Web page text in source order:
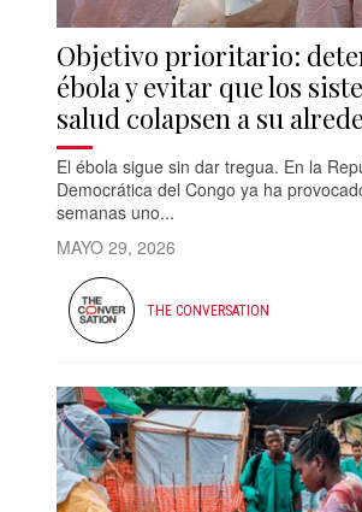
Objetivo prioritario:
ébola y evitar que los
salud colapsen a su
El ébola sigue sin dar tregua. En la
Democrática del Congo ya ha
semanas uno...
MAYO 29, 2026
THE CONVERSATION